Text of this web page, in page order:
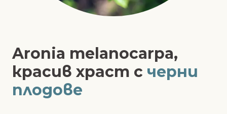
Aronia melanocarpa,
красив храст с черни
плодове